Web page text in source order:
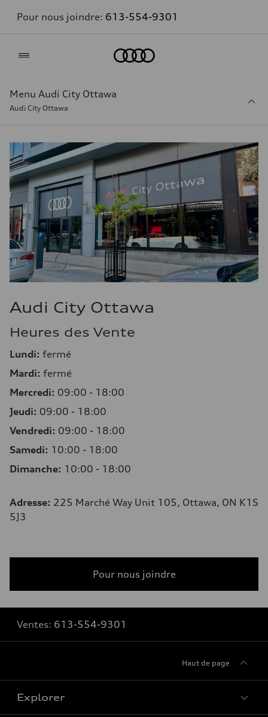
Pour nous joindre: 613-554-9301
Menu Audi City Ottawa
Audi City Ottawa
Audi City Ottawa
Heures des Vente
Lundi: fermé
Mardi: fermé
Mercredi: 09:00 - 18:00
Jeudi: 09:00 - 18:00
Vendredi: 09:00 - 18:00
Samedi: 10:00 - 18:00
Dimanche: 10:00 - 18:00
Adresse: 225 Marché Way Unit 105, Ottawa, ON K1S
5J3
Pour nous joindre
Ventes: 613-554-9301
Haut de page
Explorer